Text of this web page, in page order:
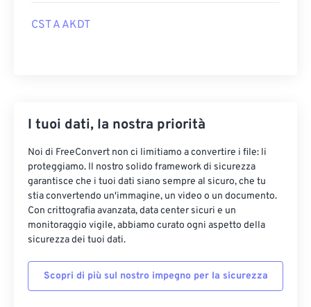
CST A AKDT
I tuoi dati, la nostra priorità
Noi di FreeConvert non ci limitiamo a convertire i file: li
proteggiamo. Il nostro solido framework di sicurezza
garantisce che i tuoi dati siano sempre al sicuro, che tu
stia convertendo un'immagine, un video o un documento.
Con crittografia avanzata, data center sicuri e un
monitoraggio vigile, abbiamo curato ogni aspetto della
sicurezza dei tuoi dati.
Scopri di più sul nostro impegno per la sicurezza